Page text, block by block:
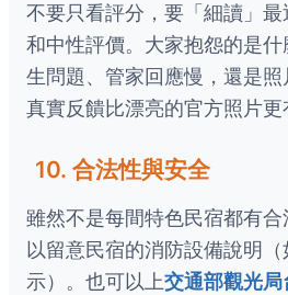
不要只看評分，要「細讀」
和中性評價。大家抱怨的是
生問題、管家回應慢，還是
真實反饋比漂亮的官方照片更
10. 合法性與安全
雖然不是每間特色民宿都有
以留意民宿的消防設備說明
示）。也可以上交通部觀光局